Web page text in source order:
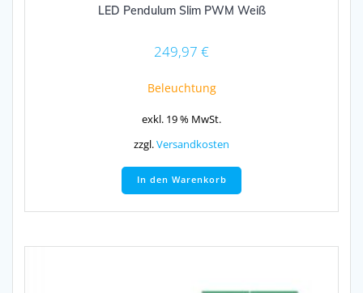
LED Pendulum Slim PWM Weiß
249,97 €
Beleuchtung
exkl. 19 % MwSt.
zzgl.Versandkosten
In den Warenkorb